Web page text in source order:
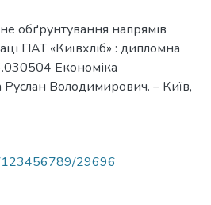
обґрунтування напрямів
ПАТ «Київхліб» : дипломна
Економіка
Руслан Володимирович. – Київ,
123456789/29696